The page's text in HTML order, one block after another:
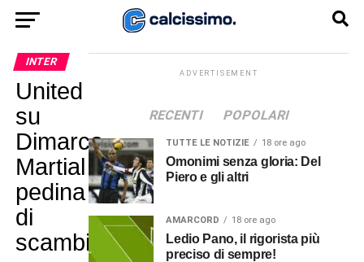
INTER
United
su
Dimarco,
Martial
pedina
di
scambio?
ADVERTISEMENT
RECENTI POPOLARI
TUTTE LE NOTIZIE 18 ore ago
Omonimi senza gloria: Del
Piero e gli altri
AMARCORD 18 ore ago
Ledio Pano, il rigorista più
preciso di sempre!